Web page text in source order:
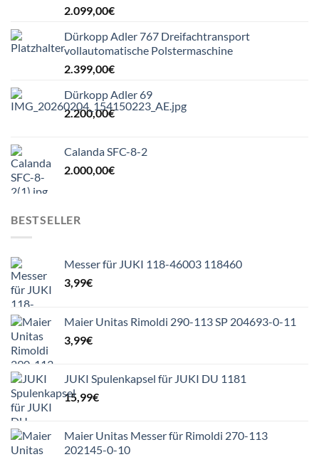
2.099,00€
Dürkopp Adler 767 Dreifachtransport
vollautomatische Polstermaschine
2.399,00€
Dürkopp Adler 69
2.200,00€
Calanda SFC-8-2
2.000,00€
BESTSELLER
Messer für JUKI 118-46003 118460
3,99€
Maier Unitas Rimoldi 290-113 SP 204693-0-11
3,99€
JUKI Spulenkapsel für JUKI DU 1181
15,99€
Maier Unitas Messer für Rimoldi 270-113
202145-0-10